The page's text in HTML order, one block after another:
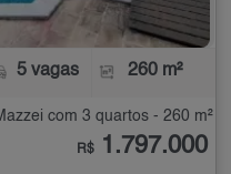
5 vagas 260 m²
com 3 quartos - 260 m²
R$ 1.797.000